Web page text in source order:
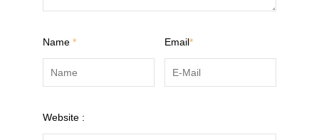
Name * Email*
Website :